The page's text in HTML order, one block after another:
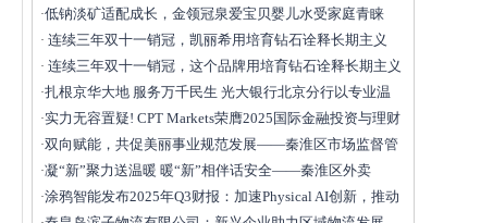
·低钠淡矿适配成长，金领冠泉爱宝贝婴儿水受家庭青睐
· 连续三年双十一销冠，凯丽希用培育钻石诠释长期主义
· 连续三年双十一销冠，这个品牌用培育钻石诠释长期主义
·扎根京华大地 服务万千民生 光大银行北京分行以专业温
·实力无容置疑! CPT Markets荣膺2025国际金融投资与理财
·双向赋能，共促美丽事业规范发展——秦淮区市场监督管
·凝“新”聚力送温暖 暖“新”相伴话安全——秦淮区外卖
·涂鸦智能发布2025年Q3财报：加速Physical AI创新，推动